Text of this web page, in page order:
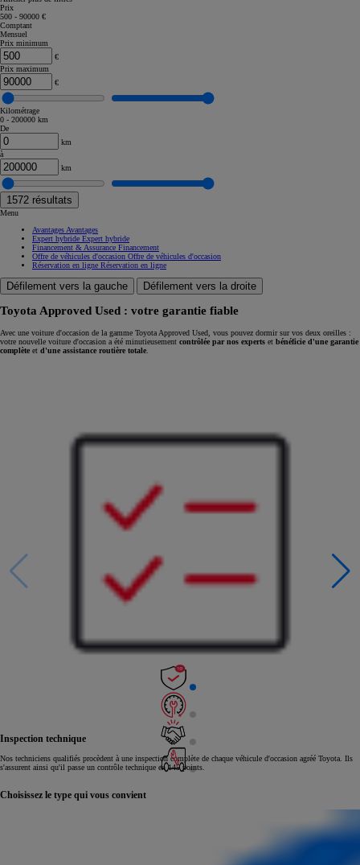
Prix
500 - 90000 €
Comptant
Mensuel
Prix minimum
€
Prix maximum
€
Kilométrage
0 - 200000 km
De
km
à
km
1572 résultats
Menu
Avantages Avantages
Expert hybride Expert hybride
Financement & Assurance Financement
Offre de véhicules d'occasion Offre de véhicules d'occasion
Réservation en ligne Réservation en ligne
Défilement vers la gauche Défilement vers la droite
Toyota Approved Used : votre garantie fiable
Avec une voiture d'occasion de la gamme Toyota Approved Used, vous pouvez dormir sur vos deux oreilles :
votre nouvelle voiture d'occasion a été minutieusement contrôlée par nos experts et bénéficie d'une garantie
complète et d'une assistance routière totale
Inspection technique
Nos techniciens qualifiés procèdent à une inspection complète de chaque véhicule d'occasion agréé Toyota. Ils
s'assurent ainsi qu'il passe un contrôle technique en 145 points.
Choisissez le type qui vous convient